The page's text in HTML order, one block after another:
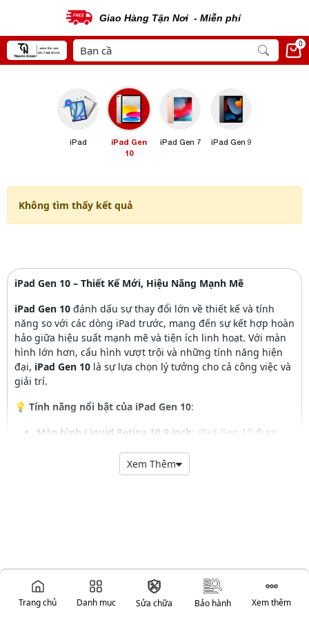
Giao Hàng Tận Nơi - Miễn phí
0
Trang chủ Danh mục Sửa chữa Bảo hành Xem thêm
iPad
iPad Gen
10
iPad Gen 7 iPad Gen 9
Không tìm thấy kết quả
iPad Gen 10 – Thiết Kế Mới, Hiệu Năng Mạnh Mẽ
iPad Gen 10 đánh dấu sự thay đổi lớn về thiết kế và tính
năng so với các dòng iPad trước, mang đến sự kết hợp hoàn
hảo giữa hiệu suất mạnh mẽ và tiện ích linh hoạt. Với màn
hình lớn hơn, cấu hình vượt trội và những tính năng hiện
đại, iPad Gen 10 là sự lựa chọn lý tưởng cho cả công việc và
giải trí.
💡 Tính năng nổi bật của iPad Gen 10:
Màn hình Liquid Retina 10.9 inch: iPad Gen 10 được
mang lại trải nghiệm hình ảnh sống động, sắc nét.
Kích thước màn hình lớn hơn giúp người dùng dễ
Folio
: Với sự hỗ trợ của Apple Pencil và bàn phím
Magic Keyboard Folio, iPad Gen 10 biến thành một
thiết bị đa năng, hỗ trợ người dùng sáng tạo nội dung,
Xem Thêm